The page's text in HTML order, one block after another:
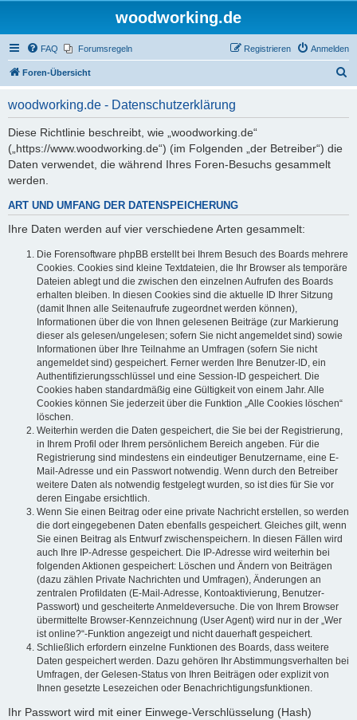
woodworking.de
FAQ Forumsregeln Anmelden
Registrieren
Foren-Übersicht
woodworking.de - Datenschutzerklärung
Diese Richtlinie beschreibt, wie „woodworking.de“
(„https://www.woodworking.de“) (im Folgenden „der Betreiber“) die
Daten verwendet, die während Ihres Foren-Besuchs gesammelt
werden.
ART UND UMFANG DER DATENSPEICHERUNG
Ihre Daten werden auf vier verschiedene Arten gesammelt:
Die Forensoftware phpBB erstellt bei Ihrem Besuch des Boards mehrere
Cookies. Cookies sind kleine Textdateien, die Ihr Browser als temporäre
Dateien ablegt und die zwischen den einzelnen Aufrufen des Boards
erhalten bleiben. In diesen Cookies sind die aktuelle ID Ihrer Sitzung
(damit Ihnen alle Seitenaufrufe zugeordnet werden können),
Informationen über die von Ihnen gelesenen Beiträge (zur Markierung
dieser als gelesen/ungelesen; sofern Sie nicht angemeldet sind) sowie
Informationen über Ihre Teilnahme an Umfragen (sofern Sie nicht
angemeldet sind) gespeichert. Ferner werden Ihre Benutzer-ID, ein
Authentifizierungsschlüssel und eine Session-ID gespeichert. Die
Cookies haben standardmäßig eine Gültigkeit von einem Jahr. Alle
Cookies können Sie jederzeit über die Funktion „Alle Cookies löschen“
löschen.
Weiterhin werden die Daten gespeichert, die Sie bei der Registrierung,
in Ihrem Profil oder Ihrem persönlichem Bereich angeben. Für die
Registrierung sind mindestens ein eindeutiger Benutzername, eine E-
Mail-Adresse und ein Passwort notwendig. Wenn durch den Betreiber
weitere Daten als notwendig festgelegt wurden, so ist dies für Sie vor
deren Eingabe ersichtlich.
Wenn Sie einen Beitrag oder eine private Nachricht erstellen, so werden
die dort eingegebenen Daten ebenfalls gespeichert. Gleiches gilt, wenn
Sie einen Beitrag als Entwurf zwischenspeichern. In diesen Fällen wird
auch Ihre IP-Adresse gespeichert. Die IP-Adresse wird weiterhin bei
folgenden Aktionen gespeichert: Löschen und Ändern von Beiträgen
(dazu zählen Private Nachrichten und Umfragen), Änderungen an
zentralen Profildaten (E-Mail-Adresse, Kontoaktivierung, Benutzer-
Passwort) und gescheiterte Anmeldeversuche. Die von Ihrem Browser
übermittelte Browser-Kennzeichnung (User Agent) wird nur in der „Wer
ist online?“-Funktion angezeigt und nicht dauerhaft gespeichert.
Schließlich erfordern einzelne Funktionen des Boards, dass weitere
Daten gespeichert werden. Dazu gehören Ihr Abstimmungsverhalten bei
Umfragen, der Gelesen-Status von Ihren Beiträgen oder explizit von
Ihnen gesetzte Lesezeichen oder Benachrichtigungsfunktionen.
Ihr Passwort wird mit einer Einwege-Verschlüsselung (Hash)